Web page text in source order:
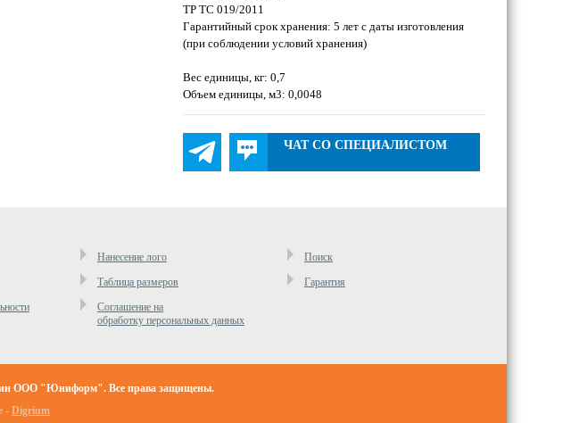
ТР ТС 019/2011
Гарантийный срок хранения: 5 лет с даты изготовления
(при соблюдении условий хранения)
Вес единицы, кг: 0,7
Объем единицы, м3: 0,0048
ЧАТ СО СПЕЦИАЛИСТОМ
Нанесение лого
Поиск
Таблица размеров
Гарантия
Cоглашение на
обработку персональных данных
ООО "Юниформ". Все права защищены.
- Digrium